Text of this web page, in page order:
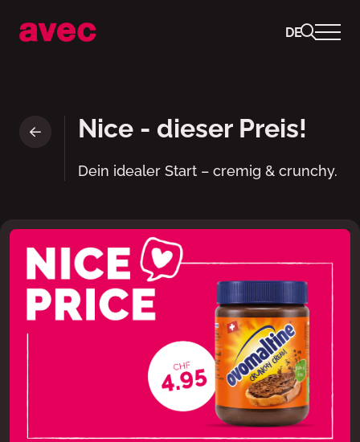
DE
Nice - dieser Preis!
Dein idealer Start – cremig & crunchy.